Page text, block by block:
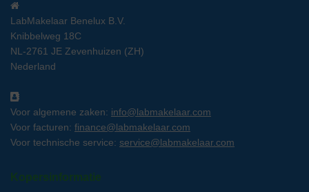
LabMakelaar Benelux B.V.
Knibbelweg 18C
NL-2761 JE Zevenhuizen (ZH)
Nederland
Voor algemene zaken: info@labmakelaar.com
Voor facturen: finance@labmakelaar.com
Voor technische service: service@labmakelaar.com
Kopersinformatie